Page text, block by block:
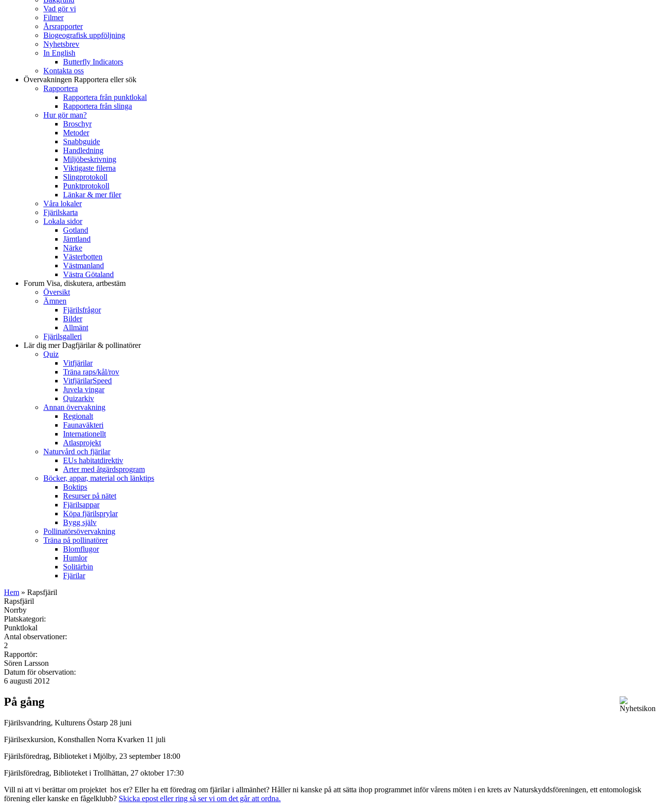
Vad gör vi
Filmer
Årsrapporter
Biogeografisk uppföljning
Nyhetsbrev
In English
Butterfly Indicators
Kontakta oss
Övervakningen Rapportera eller sök
Rapportera
Rapportera från punktlokal
Rapportera från slinga
Hur gör man?
Broschyr
Metoder
Snabbguide
Handledning
Miljöbeskrivning
Viktigaste filerna
Slingprotokoll
Punktprotokoll
Länkar & mer filer
Våra lokaler
Fjärilskarta
Lokala sidor
Gotland
Jämtland
Närke
Västerbotten
Västmanland
Västra Götaland
Forum Visa, diskutera, artbestäm
Översikt
Ämnen
Fjärilsfrågor
Bilder
Allmänt
Fjärilsgalleri
Lär dig merDagfjärilar & pollinatörer
Quiz
Vitfjärilar
Träna raps/kål/rov
VitfjärilarSpeed
Juvela vingar
Quizarkiv
Annan övervakning
Regionalt
Faunaväkteri
Internationellt
Atlasprojekt
Naturvård och fjärilar
EUs habitatdirektiv
Arter med åtgärdsprogram
Böcker, appar, material och länktips
Boktips
Resurser på nätet
Fjärilsappar
Köpa fjärilsprylar
Bygg själv
Pollinatörsövervakning
Träna på pollinatörer
Blomflugor
Humlor
Solitärbin
Fjärilar
Hem » Rapsfjäril
Rapsfjäril
Norrby
Platskategori:
Punktlokal
Antal observationer:
2
Rapportör:
Sören Larsson
Datum för observation:
6 augusti 2012
På gång
Fjärilsvandring, Kulturens Östarp 28 juni
Fjärilsexkursion, Konsthallen Norra Kvarken 11 juli
Fjärilsföredrag, Biblioteket i Mjölby, 23 september 18:00
Fjärilsföredrag, Biblioteket i Trollhättan, 27 oktober 17:30
Vill ni att vi berättar om projektet hos er? Eller ha ett föredrag om fjärilar i allmänhet? Håller ni kanske på att sätta ihop programmet inför vårens möten i en krets av Naturskyddsföreningen, ett entomologisk
förening eller kanske en fågelklubb? Skicka epost eller ring så ser vi om det går att ordna.